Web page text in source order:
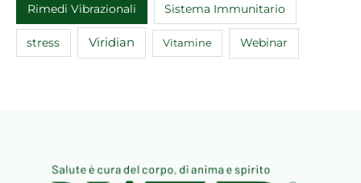
Rimedi Vibrazionali Sistema Immunitario
stress Viridian Vitamine Webinar